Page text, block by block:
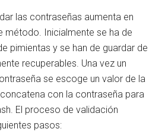
las contraseñas aumenta en
método. Inicialmente se ha de
pimientas y se han de guardar de
recuperables. Una vez un
se escoge un valor de la
con la contraseña para
El proceso de validación
pasos: